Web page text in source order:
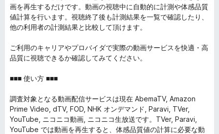
画を再生するだけです。動画の視聴中に自動的に計測や体感品質
値計算を行います。視聴終了後も計測結果を一覧で確認したり、
他の利用者の計測結果と比較して頂けます。
ご利用のキャリアやプロバイダで実際の動画サービスを快適・高
品質に視聴できるか確認してみてください。
■■■ 使い方 ■■■
調査対象となる動画配信サービスは現在 AbemaTV, Amazon
Prime Video, dTV, FOD, NHK オンデマンド, Paravi, TVer,
YouTube, ニコニコ動画, ニコニコ生放送です。TVer, Paravi,
YouTube では動画を再生すると、体感品質値の計算に必要な動